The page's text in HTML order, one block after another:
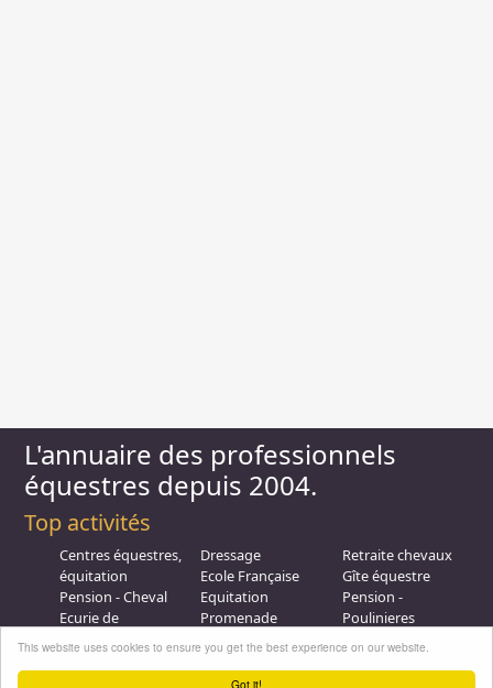
Got it!
This website uses cookies to ensure you get the best experience on our website.
L'annuaire des professionnels
équestres depuis 2004.
Top activités
Centres équestres,
équitation
Pension - Cheval
Ecurie de
propriétaire
Dressage
Ecole Française
Equitation
Promenade
Equitation de loisir
Compétition - CSO
Promenades à
Retraite chevaux
Gîte équestre
Pension -
Poulinieres
Promenades à